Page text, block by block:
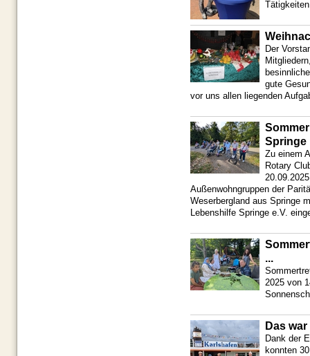
Der
gute
vor uns allen liegenden
Springe
Zu einem
Rotary
Außenwohngruppen der
Weserbergland aus Springe
Lebenshilfe Springe e.V.
...
2025 von
Das
Dank der
konnten